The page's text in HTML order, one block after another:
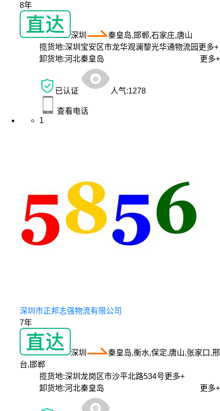
8年
深圳
秦皇岛,邯郸,石家庄,唐山
揽货地:深圳宝安区市龙华观澜黎光华通物流园 更多+
卸货地:河北秦皇岛 更多+
已认证 人气:1278
查看电话
1
深圳市正邦志强物流有限公司
7年
深圳
秦皇岛,衡水,保定,唐山,张家口,邢
台,邯郸
揽货地:深圳龙岗区市沙平北路534号更多+
卸货地:河北秦皇岛 更多+